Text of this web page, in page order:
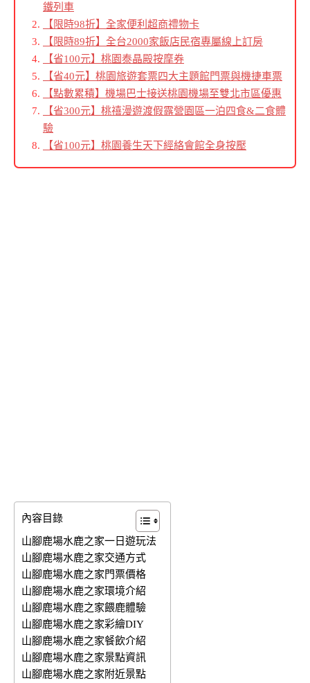
鐵列車
【限時98折】全家便利超商禮物卡
【限時89折】全台2000家飯店民宿專屬線上訂房
【省100元】桃園泰晶殿按摩券
【省40元】桃園旅遊套票四大主題館門票與機捷車票
【點數累積】機場巴士接送桃園機場至雙北市區優惠
【省300元】桃禧漫遊渡假露營園區一泊四食&二食體
驗
【省100元】桃園養生天下經絡會館全身按壓
內容目錄
山腳鹿場水鹿之家一日遊玩法
山腳鹿場水鹿之家交通方式
山腳鹿場水鹿之家門票價格
山腳鹿場水鹿之家環境介紹
山腳鹿場水鹿之家餵鹿體驗
山腳鹿場水鹿之家彩繪DIY
山腳鹿場水鹿之家餐飲介紹
山腳鹿場水鹿之家景點資訊
山腳鹿場水鹿之家附近景點